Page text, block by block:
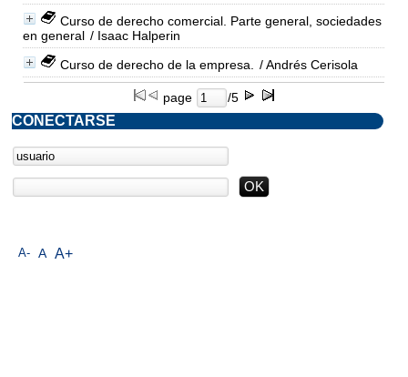
Curso de derecho comercial. Parte general, sociedades
en general / Isaac Halperin
Curso de derecho de la empresa.
/ Andrés Cerisola
page /5
A- A A+
CONECTARSE